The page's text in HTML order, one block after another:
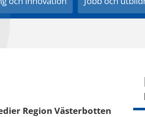
Region Västerbotten